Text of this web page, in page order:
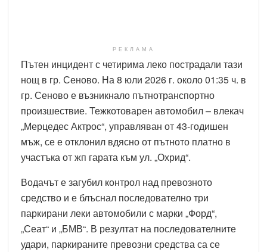
РЕКЛАМА
Пътен инцидент с четирима леко пострадали тази
нощ в гр. Сеново. На 8 юли 2026 г. около 01:35 ч. в
гр. Сеново е възникнало пътнотранспортно
произшествие. Тежкотоварен автомобил – влекач
„Мерцедес Актрос“, управляван от 43-годишен
мъж, се е отклонил вдясно от пътното платно в
участъка от жп гарата към ул. „Охрид“.
Водачът е загубил контрол над превозното
средство и е блъснал последователно три
паркирани леки автомобили с марки „Форд“,
„Сеат“ и „БМВ“. В резултат на последователните
удари, паркираните превозни средства са се